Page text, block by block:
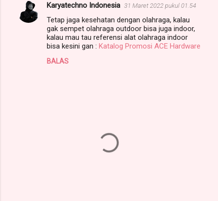
Karyatechno Indonesia 31 Maret 2022 pukul 01.54
Tetap jaga kesehatan dengan olahraga, kalau
gak sempet olahraga outdoor bisa juga indoor,
kalau mau tau referensi alat olahraga indoor
bisa kesini gan : Katalog Promosi ACE Hardware
BALAS